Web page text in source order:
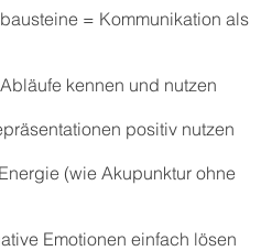
= Kommunikation als
kennen und nutzen
positiv nutzen
(wie Akupunktur ohne
Emotionen einfach lösen